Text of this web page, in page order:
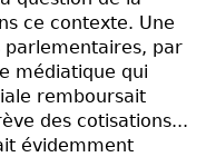
ce contexte. Une
parlementaires, par
médiatique qui
remboursait
des cotisations...
évidemment